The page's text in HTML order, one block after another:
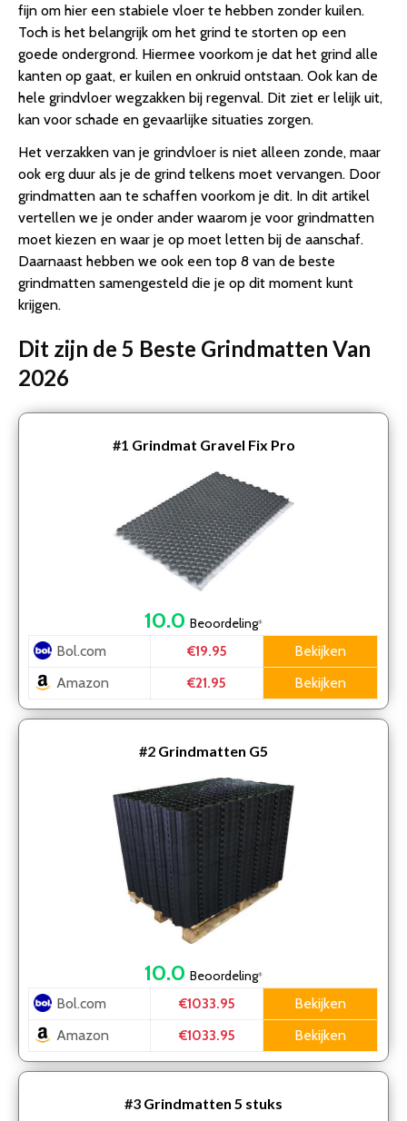
fijn om hier een stabiele vloer te hebben zonder kuilen.
Toch is het belangrijk om het grind te storten op een
goede ondergrond. Hiermee voorkom je dat het grind alle
kanten op gaat, er kuilen en onkruid ontstaan. Ook kan de
hele grindvloer wegzakken bij regenval. Dit ziet er lelijk uit,
kan voor schade en gevaarlijke situaties zorgen.
Het verzakken van je grindvloer is niet alleen zonde, maar
ook erg duur als je de grind telkens moet vervangen. Door
grindmatten aan te schaffen voorkom je dit. In dit artikel
vertellen we je onder ander waarom je voor grindmatten
moet kiezen en waar je op moet letten bij de aanschaf.
Daarnaast hebben we ook een top 8 van de beste
grindmatten samengesteld die je op dit moment kunt
krijgen.
Dit zijn de 5 Beste Grindmatten Van
2026
#1 Grindmat Gravel Fix Pro
10.0 Beoordeling*
Bol.com €19.95
Bekijken
Amazon
€21.95 Bekijken
#2 Grindmatten G5
10.0 Beoordeling*
Bol.com €1033.95
Bekijken
Amazon
€1033.95 Bekijken
#3 Grindmatten 5 stuks